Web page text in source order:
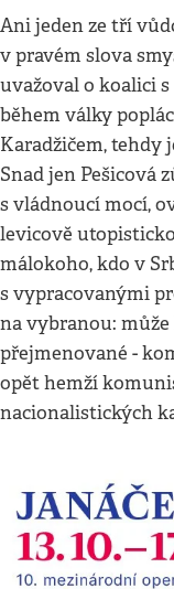
Ani jeden ze tří
v pravém slova
uvažoval o koalici
během války
Karadžičem, tehdy
Snad jen Pešicová
s vládnoucí mocí,
levicově
málokoho, kdo v
s vypracovanými
na vybranou:
přejmenované -
opět hemží
nacionalistických